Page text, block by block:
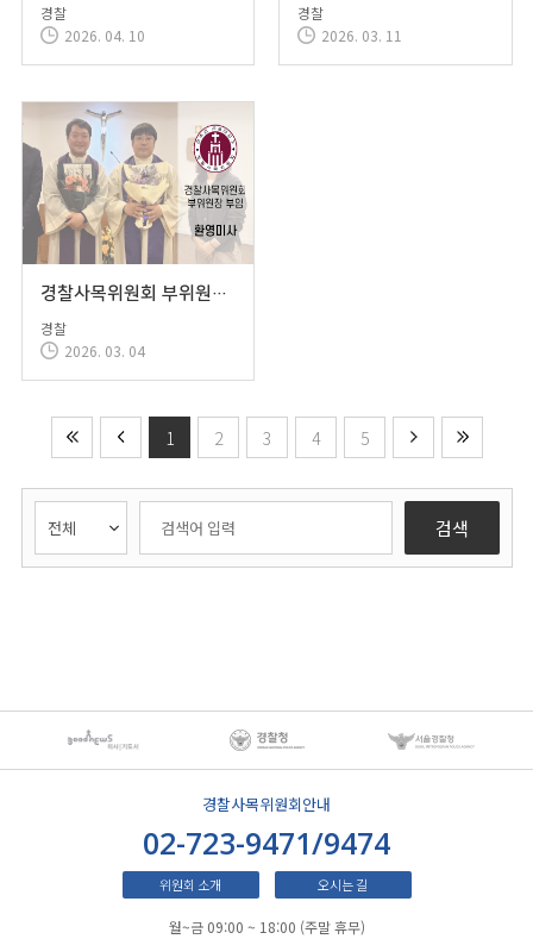
경찰
2026. 04. 10
경찰
2026. 03. 11
경찰사목위원회 부위원장 환영미사
경찰
2026. 03. 04
1 2 3 4 5
검색
경찰사목위원회안내
02-723-9471/9474
위원회 소개 오시는 길
월~금 09:00 ~ 18:00 (주말 휴무)